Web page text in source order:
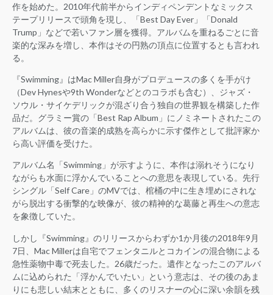
作を始めた。2010年代前半からインディペンデントなミックス
テープリリースで頭角を現し、「Best Day Ever」「Donald
Trump」などで若いファン層を獲得。アルバムを重ねるごとに音
楽的な深みを増し、本作はその円熟の頂点に位置するとも言われ
る。
『Swimming』はMac Miller自身がプロデュースの多くを手がけ
（Dev Hynesや9th Wonderなどとのコラボも含む）、ジャズ・
ソウル・サイケデリックが混ざり合う独自の世界観を構築した作
品だ。グラミー賞の「Best Rap Album」にノミネートされたこの
アルバムは、彼の音楽的成熟を高らかに示す傑作として批評家か
ら高い評価を受けた。
アルバム名「Swimming」が示すように、本作は溺れそうになり
ながらも水面に浮かんでいることへの意思を表現している。先行
シングル「Self Care」のMVでは、棺桶の中に生き埋めにされな
がら脱出する衝撃的な映像が、彼の精神的な葛藤と再生への意志
を象徴していた。
しかし『Swimming』のリリースからわずか1か月後の2018年9月
7日、Mac Millerは自宅でフェンタニルとコカインの混合物による
急性薬物中毒で死去した。26歳だった。遺作となったこのアルバ
ムに込められた「浮かんでいたい」という意志は、その後のあま
りにも悲しい結末とともに、多くのリスナーの心に深い余韻を残